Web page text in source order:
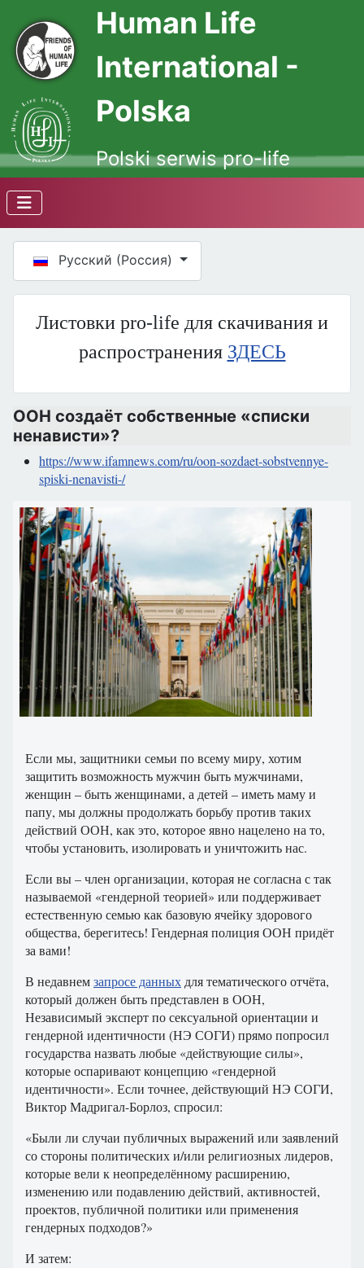
Human Life
International -
Polska
Polski serwis pro-life
Русский (Россия)
Листовки pro-life для скачивания и
распространения ЗДЕСЬ
ООН создаёт собственные «списки
ненависти»?
https://www.ifamnews.com/ru/oon-sozdaet-sobstvennye-
spiski-nenavisti-/
Если мы, защитники семьи по всему миру, хотим
защитить возможность мужчин быть мужчинами,
женщин – быть женщинами, а детей – иметь маму и
папу, мы должны продолжать борьбу против таких
действий ООН, как это, которое явно нацелено на то,
чтобы установить, изолировать и уничтожить нас.
Если вы – член организации, которая не согласна с так
называемой «гендерной теорией» или поддерживает
естественную семью как базовую ячейку здорового
общества, берегитесь! Гендерная полиция ООН придёт
за вами!
В недавнемзапросе данныхдля тематического отчёта,
который должен быть представлен в ООН,
Независимый эксперт по сексуальной ориентации и
гендерной идентичности (НЭ СОГИ) прямо попросил
государства назвать любые «действующие силы»,
которые оспаривают концепцию «гендерной
идентичности». Если точнее, действующий НЭ СОГИ,
Виктор Мадригал-Борлоз, спросил:
«Были ли случаи публичных выражений или заявлений
со стороны политических и/или религиозных лидеров,
которые вели к неопределённому расширению,
изменению или подавлению действий, активностей,
проектов, публичной политики или применения
гендерных подходов?»
И затем: